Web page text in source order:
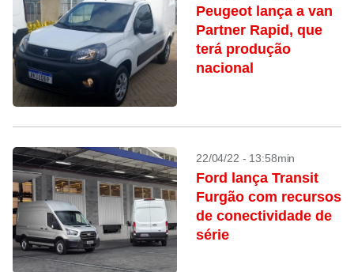
Peugeot lança a van
Partner Rapid, que
terá produção
nacional
22/04/22 - 13:58min
Ford lança Transit
Furgão com recursos
de conectividade de
série